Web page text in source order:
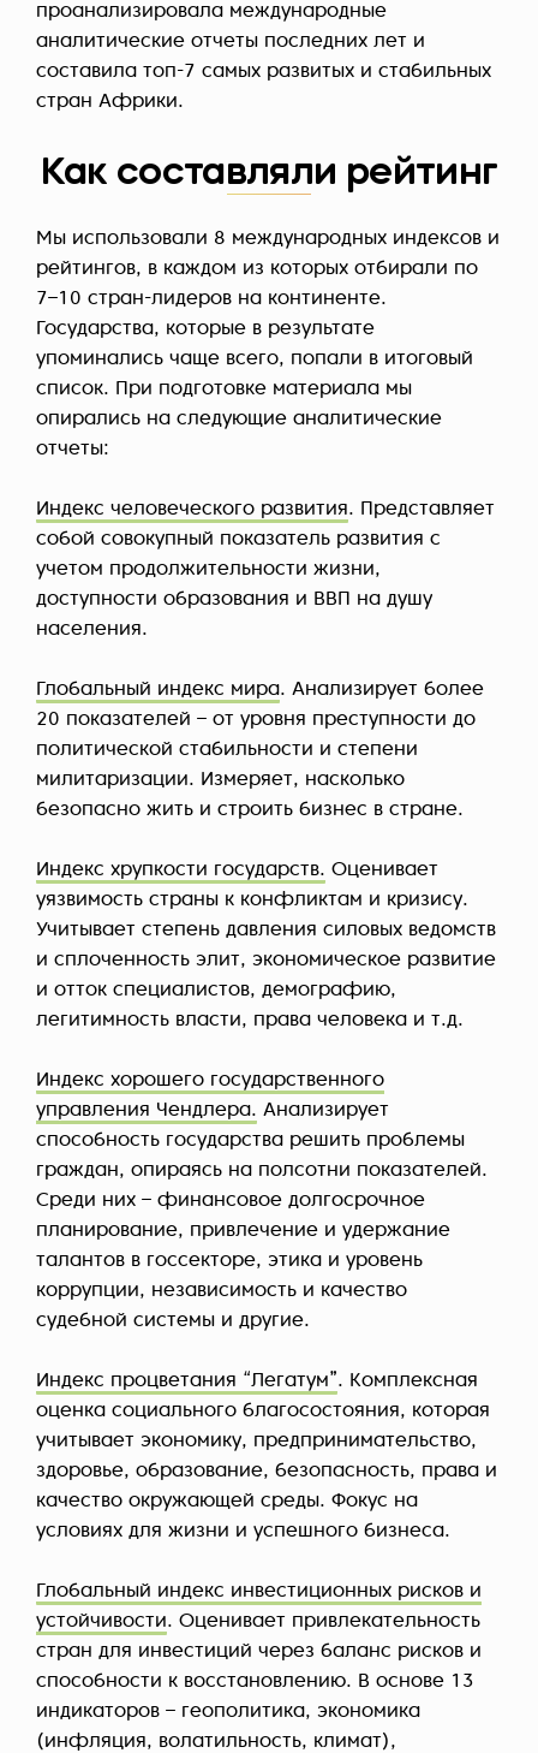
проанализировала международные
аналитические отчеты последних лет и
составила топ-7 самых развитых и стабильных
стран Африки.
Как составляли рейтинг
Мы использовали 8 международных индексов и
рейтингов, в каждом из которых отбирали по
7–10 стран-лидеров на континенте.
Государства, которые в результате
упоминались чаще всего, попали в итоговый
список. При подготовке материала мы
опирались на следующие аналитические
отчеты:
Индекс человеческого развития. Представляет
собой совокупный показатель развития с
учетом продолжительности жизни,
доступности образования и ВВП на душу
населения.
Глобальный индекс мира. Анализирует более
20 показателей – от уровня преступности до
политической стабильности и степени
милитаризации. Измеряет, насколько
безопасно жить и строить бизнес в стране.
Индекс хрупкости государств. Оценивает
уязвимость страны к конфликтам и кризису.
Учитывает степень давления силовых ведомств
и сплоченность элит, экономическое развитие
и отток специалистов, демографию,
легитимность власти, права человека и т.д.
Индекс хорошего государственного
управления Чендлера. Анализирует
способность государства решить проблемы
граждан, опираясь на полсотни показателей.
Среди них – финансовое долгосрочное
планирование, привлечение и удержание
талантов в госсекторе, этика и уровень
коррупции, независимость и качество
судебной системы и другие.
Индекс процветания “Легатум”. Комплексная
оценка социального благосостояния, которая
учитывает экономику, предпринимательство,
здоровье, образование, безопасность, права и
качество окружающей среды. Фокус на
условиях для жизни и успешного бизнеса.
Глобальный индекс инвестиционных рисков и
устойчивости. Оценивает привлекательность
стран для инвестиций через баланс рисков и
способности к восстановлению. В основе 13
индикаторов – геополитика, экономика
(инфляция, волатильность, климат),